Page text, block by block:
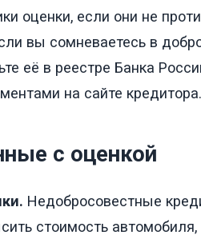
оценки, если они не
вы сомневаетесь в
её в реестре Банка
на сайте кредитора.
с оценкой
Недобросовестные
стоимость